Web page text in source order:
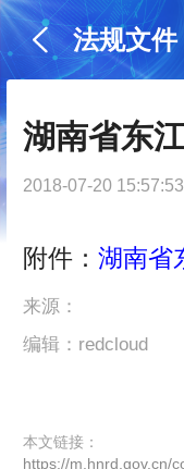
法规文件
湖南省东
2018-07-20 15:57:53
附件：湖南省
来源：
编辑：redcloud
本文链接：
https://m.hnrd.gov.cn/